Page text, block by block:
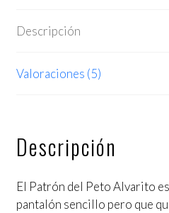
Descripción
Valoraciones (5)
Descripción
El Patrón del Peto Alvarito
pantalón sencillo pero que